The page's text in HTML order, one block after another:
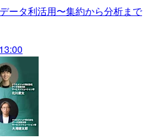
ータ利活用〜集約から分析まで